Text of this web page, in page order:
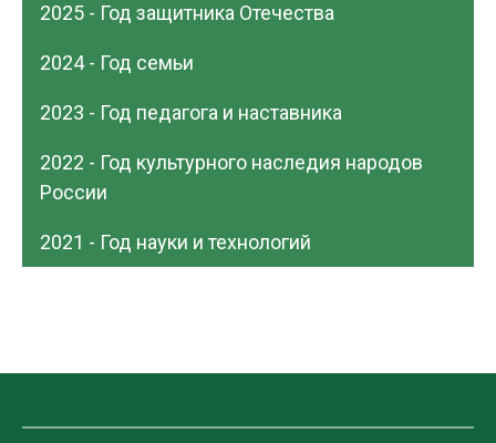
2025 - Год защитника Отечества
2024 - Год семьи
2023 - Год педагога и наставника
2022 - Год культурного наследия народов
России
2021 - Год науки и технологий